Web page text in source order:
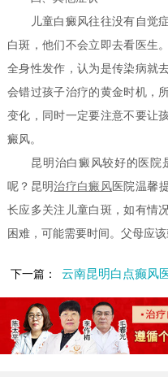
儿童白癜风往往没有自觉症
白斑，他们不会立即去看医生
全身性发作，认为是传染病就
会错过孩子治疗的黄金时机，
变化，同时一定要注意不要让
癜风。
昆明治白癜风较好的医院
呢？昆明治疗白癜风 医院温馨
长应多关注儿童白斑，如有情
困难，可能需要时间。父母应
下一篇： 云南昆明白点癫风医